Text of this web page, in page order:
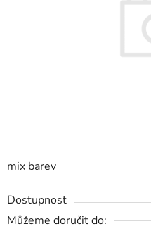
mix barev
Dostupnost
Můžeme doručit do: